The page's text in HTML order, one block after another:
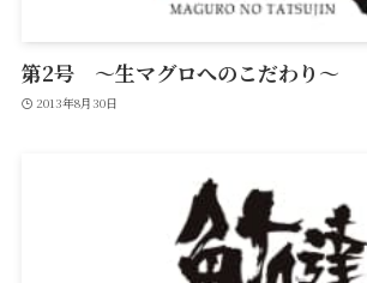
第2号 ～生マグロへのこだわり～
2013年8月30日